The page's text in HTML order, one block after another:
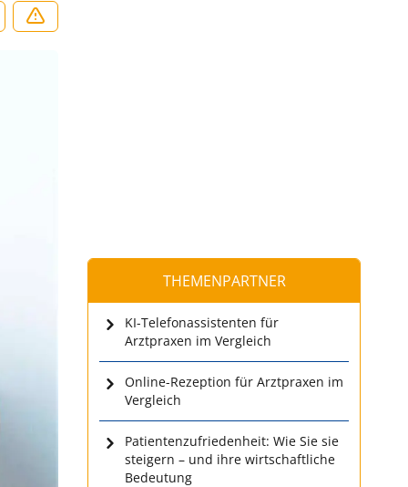
THEMENPARTNER
KI-Telefonassistenten für
Arztpraxen im Vergleich
Online-Rezeption für Arztpraxen im
Vergleich
Patientenzufriedenheit: Wie Sie sie
steigern – und ihre wirtschaftliche
Bedeutung